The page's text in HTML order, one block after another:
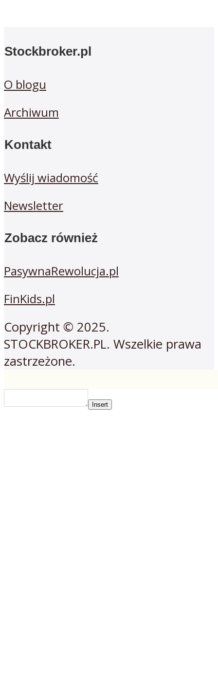
Stockbroker.pl
O blogu
Archiwum
Kontakt
Wyślij wiadomość
Newsletter
Zobacz również
PasywnaRewolucja.pl
FinKids.pl
Copyright © 2025.
STOCKBROKER.PL. Wszelkie prawa
zastrzeżone.
Insert